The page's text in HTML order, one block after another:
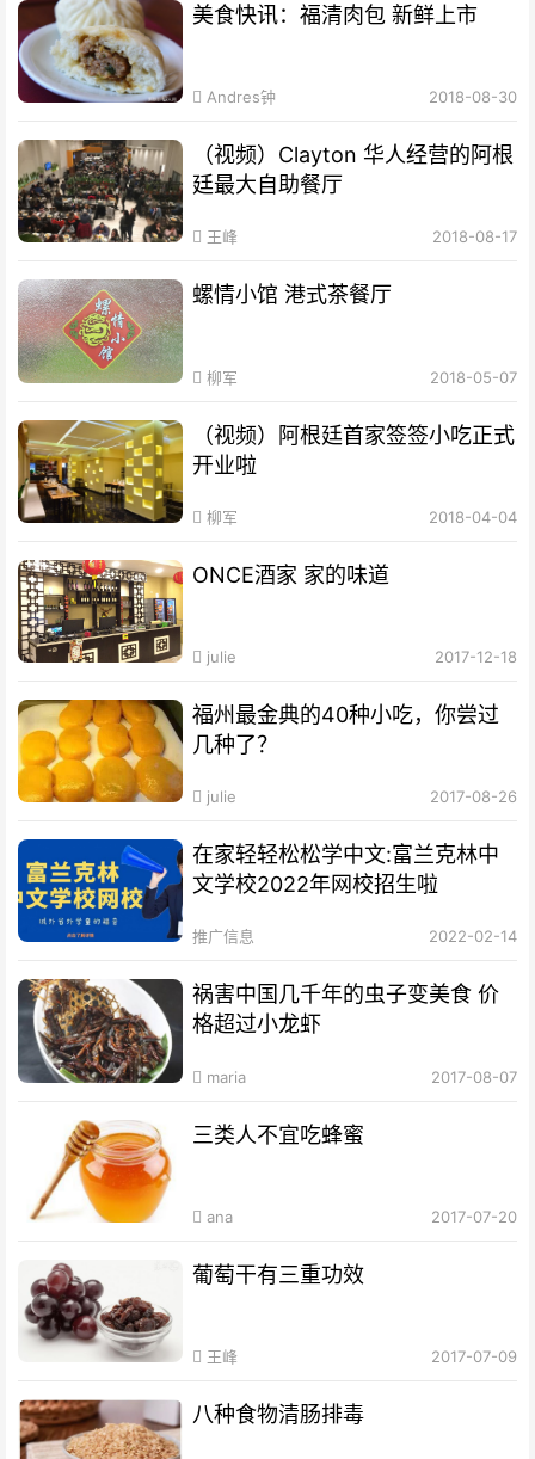
美食快讯：福清肉包 新鲜上市
Andres钟 2018-08-30
（视频）Clayton 华人经营的阿根
廷最大自助餐厅
王峰 2018-08-17
螺情小馆 港式茶餐厅
柳军 2018-05-07
（视频）阿根廷首家签签小吃正式
开业啦
柳军 2018-04-04
ONCE酒家 家的味道
julie 2017-12-18
福州最金典的40种小吃，你尝过
几种了？
julie 2017-08-26
在家轻轻松松学中文:富兰克林中
文学校2022年网校招生啦
推广信息 2022-02-14
祸害中国几千年的虫子变美食 价
格超过小龙虾
maria 2017-08-07
三类人不宜吃蜂蜜
ana 2017-07-20
葡萄干有三重功效
王峰 2017-07-09
八种食物清肠排毒